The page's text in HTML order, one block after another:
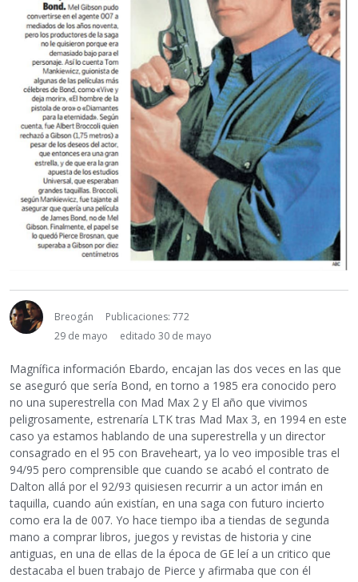
Breogán
Publicaciones: 772
29 de mayo
editado 30 de mayo
Magnífica información Ebardo, encajan las dos veces en las que
se aseguró que sería Bond, en torno a 1985 era conocido pero
no una superestrella con Mad Max 2 y El año que vivimos
peligrosamente, estrenaría LTK tras Mad Max 3, en 1994 en este
caso ya estamos hablando de una superestrella y un director
consagrado en el 95 con Braveheart, ya lo veo imposible tras el
94/95 pero comprensible que cuando se acabó el contrato de
Dalton allá por el 92/93 quisiesen recurrir a un actor imán en
taquilla, cuando aún existían, en una saga con futuro incierto
como era la de 007. Yo hace tiempo iba a tiendas de segunda
mano a comprar libros, juegos y revistas de historia y cine
antiguas, en una de ellas de la época de GE leí a un critico que
destacaba el buen trabajo de Pierce y afirmaba que con él